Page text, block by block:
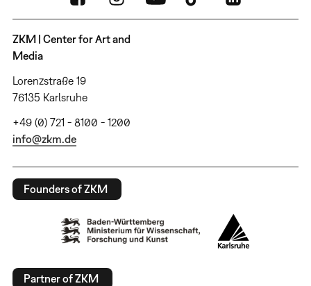
ZKM | Center for Art and
Media
Lorenzstraße 19
76135 Karlsruhe
+49 (0) 721 - 8100 - 1200
info@zkm.de
Founders of ZKM
Partner of ZKM